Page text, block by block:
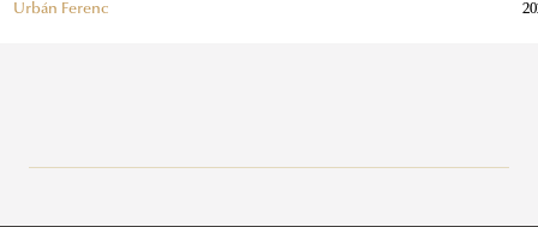
Urbán Ferenc